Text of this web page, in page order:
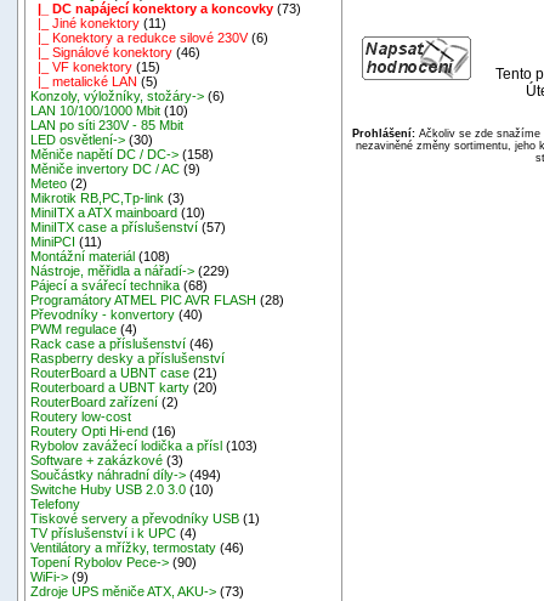
|_ DC napájecí konektory a koncovky (73)
|_ Jiné konektory (11)
|_ Konektory a redukce silové 230V(6)
|_ Signálové konektory (46)
|_ VF konektory (15)
|_ metalické LAN (5)
Konzoly, výložníky, stožáry-> (6)
LAN 10/100/1000 Mbit (10)
LAN po síti 230V - 85 Mbit
LED osvětlení-> (30)
Měniče napětí DC / DC-> (158)
Měniče invertory DC / AC (9)
Meteo (2)
Mikrotik RB,PC,Tp-link (3)
MiniITX a ATX mainboard (10)
MiniITX case a příslušenství (57)
MiniPCI (11)
Montážní materiál (108)
Nástroje, měřidla a nářadí-> (229)
Pájecí a svářecí technika (68)
Programátory ATMEL PIC AVR FLASH (28)
Převodníky - konvertory (40)
PWM regulace (4)
Rack case a příslušenství (46)
Raspberry desky a příslušenství
RouterBoard a UBNT case (21)
Routerboard a UBNT karty (20)
RouterBoard zařízení (2)
Routery low-cost
Routery Opti Hi-end (16)
Rybolov zavážecí lodička a přísl (103)
Software + zakázkové (3)
Součástky náhradní díly-> (494)
Switche Huby USB 2.0 3.0 (10)
Telefony
Tiskové servery a převodníky USB (1)
TV příslušenství i k UPC (4)
Ventilátory a mřížky, termostaty (46)
Topení Rybolov Pece-> (90)
WiFi-> (9)
Zdroje UPS měniče ATX, AKU-> (73)
Tento
Prohlášení:Ačkoliv se zde snažíme
nezaviněné změny sortimentu, jeho